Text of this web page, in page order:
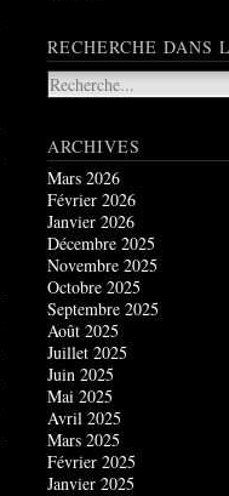
RECHERCHE DANS
ARCHIVES
Mars 2026
Février 2026
Janvier 2026
Décembre 2025
Novembre 2025
Octobre 2025
Septembre 2025
Août 2025
Juillet 2025
Juin 2025
Mai 2025
Avril 2025
Mars 2025
Février 2025
Janvier 2025